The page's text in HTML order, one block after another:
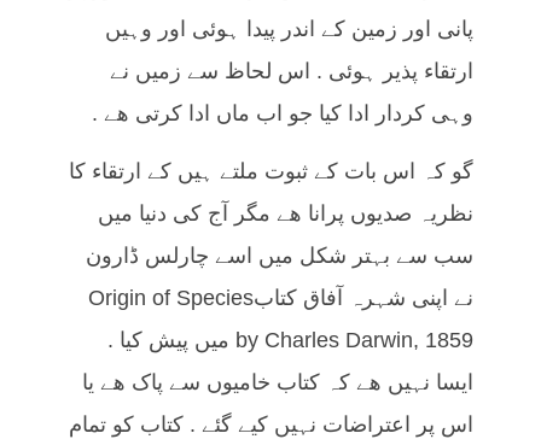
پانی اور زمین کے اندر پیدا ہوئی اور وہیں
ارتقاء پذیر ہوئی . اس لحاظ سے زمیں نے
وہی کردار ادا کیا جو اب ماں ادا کرتی ھے .
گو کہ اس بات کے ثبوت ملتے ہیں کے ارتقاء کا
نظریہ صدیوں پرانا ھے مگر آج کی دنیا میں
سب سے بہتر شکل میں اسے چارلس ڈارون
نے اپنی شہرہ آفاق کتابOrigin of Species
by Charles Darwin, 1859 میں پیش کیا .
ایسا نہیں ھے کہ کتاب خامیوں سے پاک ھے یا
اس پر اعتراضات نہیں کیے گئے . کتاب کو تمام